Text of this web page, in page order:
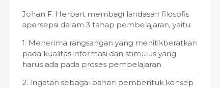
Johan F. Herbart membagi landasan filosofis
apersepsi dalam 3 tahap pembelajaran, yaitu:
1. Menerima rangsangan yang menitikberatkan
pada kualitas informasi dan stimulus yang
harus ada pada proses pembelajaran
2. Ingatan sebagai bahan pembentuk konsep